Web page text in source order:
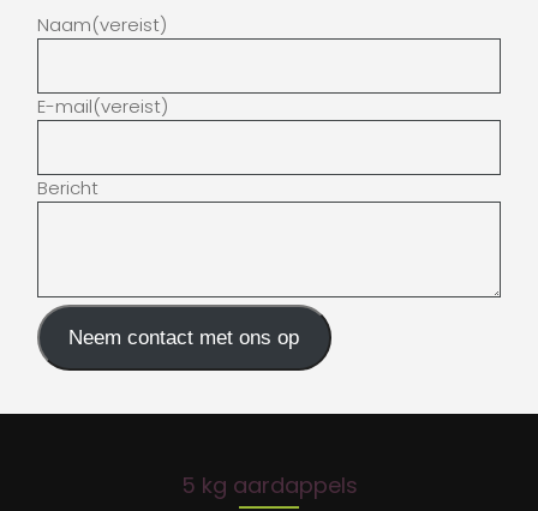
Naam(vereist)
E-mail(vereist)
Bericht
Neem contact met ons op
5 kg aardappels